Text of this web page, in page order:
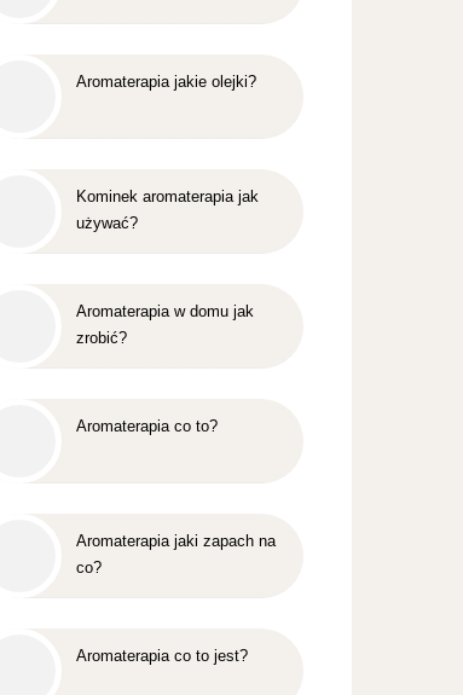
Aromaterapia jakie olejki?
Kominek aromaterapia jak
używać?
Aromaterapia w domu jak
zrobić?
Aromaterapia co to?
Aromaterapia jaki zapach na
co?
Aromaterapia co to jest?